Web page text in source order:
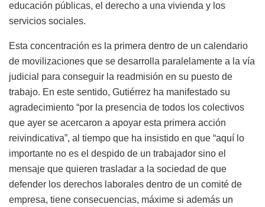
educación públicas, el derecho a una vivienda y los
servicios sociales.
Esta concentración es la primera dentro de un calendario
de movilizaciones que se desarrolla paralelamente a la vía
judicial para conseguir la readmisión en su puesto de
trabajo. En este sentido, Gutiérrez ha manifestado su
agradecimiento “por la presencia de todos los colectivos
que ayer se acercaron a apoyar esta primera acción
reivindicativa”, al tiempo que ha insistido en que “aquí lo
importante no es el despido de un trabajador sino el
mensaje que quieren trasladar a la sociedad de que
defender los derechos laborales dentro de un comité de
empresa, tiene consecuencias, máxime si además un